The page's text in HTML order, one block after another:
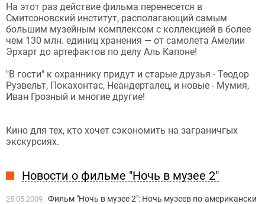
На этот раз действие фильма перенесется в
Смитсоновский институт, располагающий самым
большим музейным комплексом с коллекцией в более
чем 130 млн. единиц хранения — от самолета Амелии
Эрхарт до артефактов по делу Аль Капоне!
"В гости" к охраннику придут и старые друзья - Теодор
Рузвельт, Покахонтас, Неандерталец, и новые - Мумия,
Иван Грозный и многие другие!
Кино для тех, кто хочет сэкономить на заграничгых
экскурсиях.
Новости о фильме "Ночь в музее 2"
25.05.2009 Фильм "Ночь в музее 2": Ночь музеев по-американски